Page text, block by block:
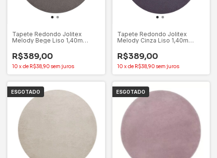
Tapete Redondo Jolitex
Melody Bege Liso 1,40m
R$389,00
10 x de R$38,90 sem juros
Tapete Redondo Jolitex
Melody Cinza Liso 1,40m
R$389,00
10 x de R$38,90 sem juros
ESGOTADO ESGOTADO